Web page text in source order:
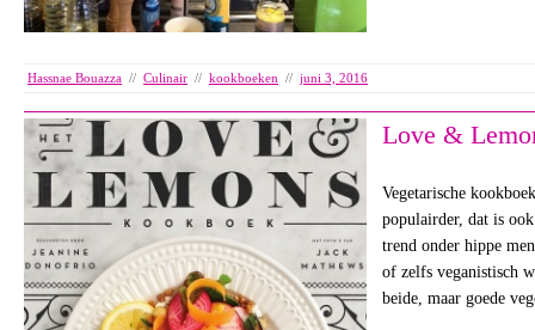
Hassnae Bouazza // Culinair // kookboeken // juni 3, 2016
Love &
Vegetarische
populairder, dat is
trend onder hippe
of zelfs veganistisch
beide, maar goede